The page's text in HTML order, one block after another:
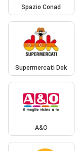
Spazio Conad
Supermercati Dok
A&O